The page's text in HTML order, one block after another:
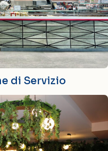
di Servizio